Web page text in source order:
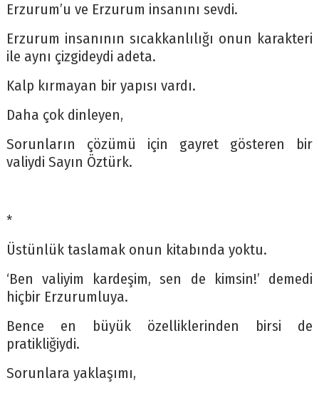
Erzurum’u ve Erzurum insanını sevdi.
Erzurum insanının sıcakkanlılığı onun karakteri
ile aynı çizgideydi adeta.
Kalp kırmayan bir yapısı vardı.
Daha çok dinleyen,
Sorunların çözümü için gayret gösteren bir
valiydi Sayın Öztürk.
*
Üstünlük taslamak onun kitabında yoktu.
‘Ben valiyim kardeşim, sen de kimsin!’ demedi
hiçbir Erzurumluya.
Bence en büyük özelliklerinden birsi de
pratikliğiydi.
Sorunlara yaklaşımı,